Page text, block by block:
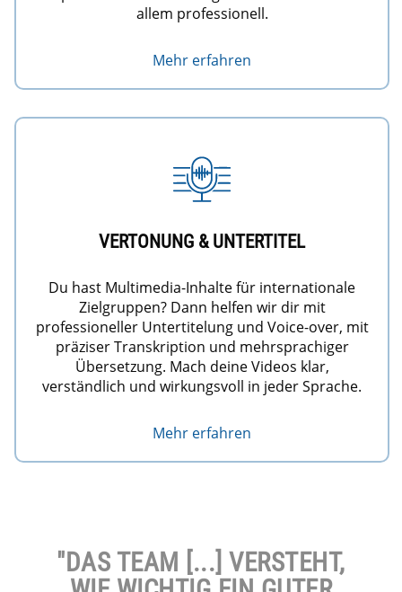
allem professionell.
Mehr erfahren
VERTONUNG & UNTERTITEL
Du hast Multimedia-Inhalte für internationale
Zielgruppen? Dann helfen wir dir mit
professioneller Untertitelung und Voice-over, mit
präziser Transkription und mehrsprachiger
Übersetzung. Mach deine Videos klar,
verständlich und wirkungsvoll in jeder Sprache.
Mehr erfahren